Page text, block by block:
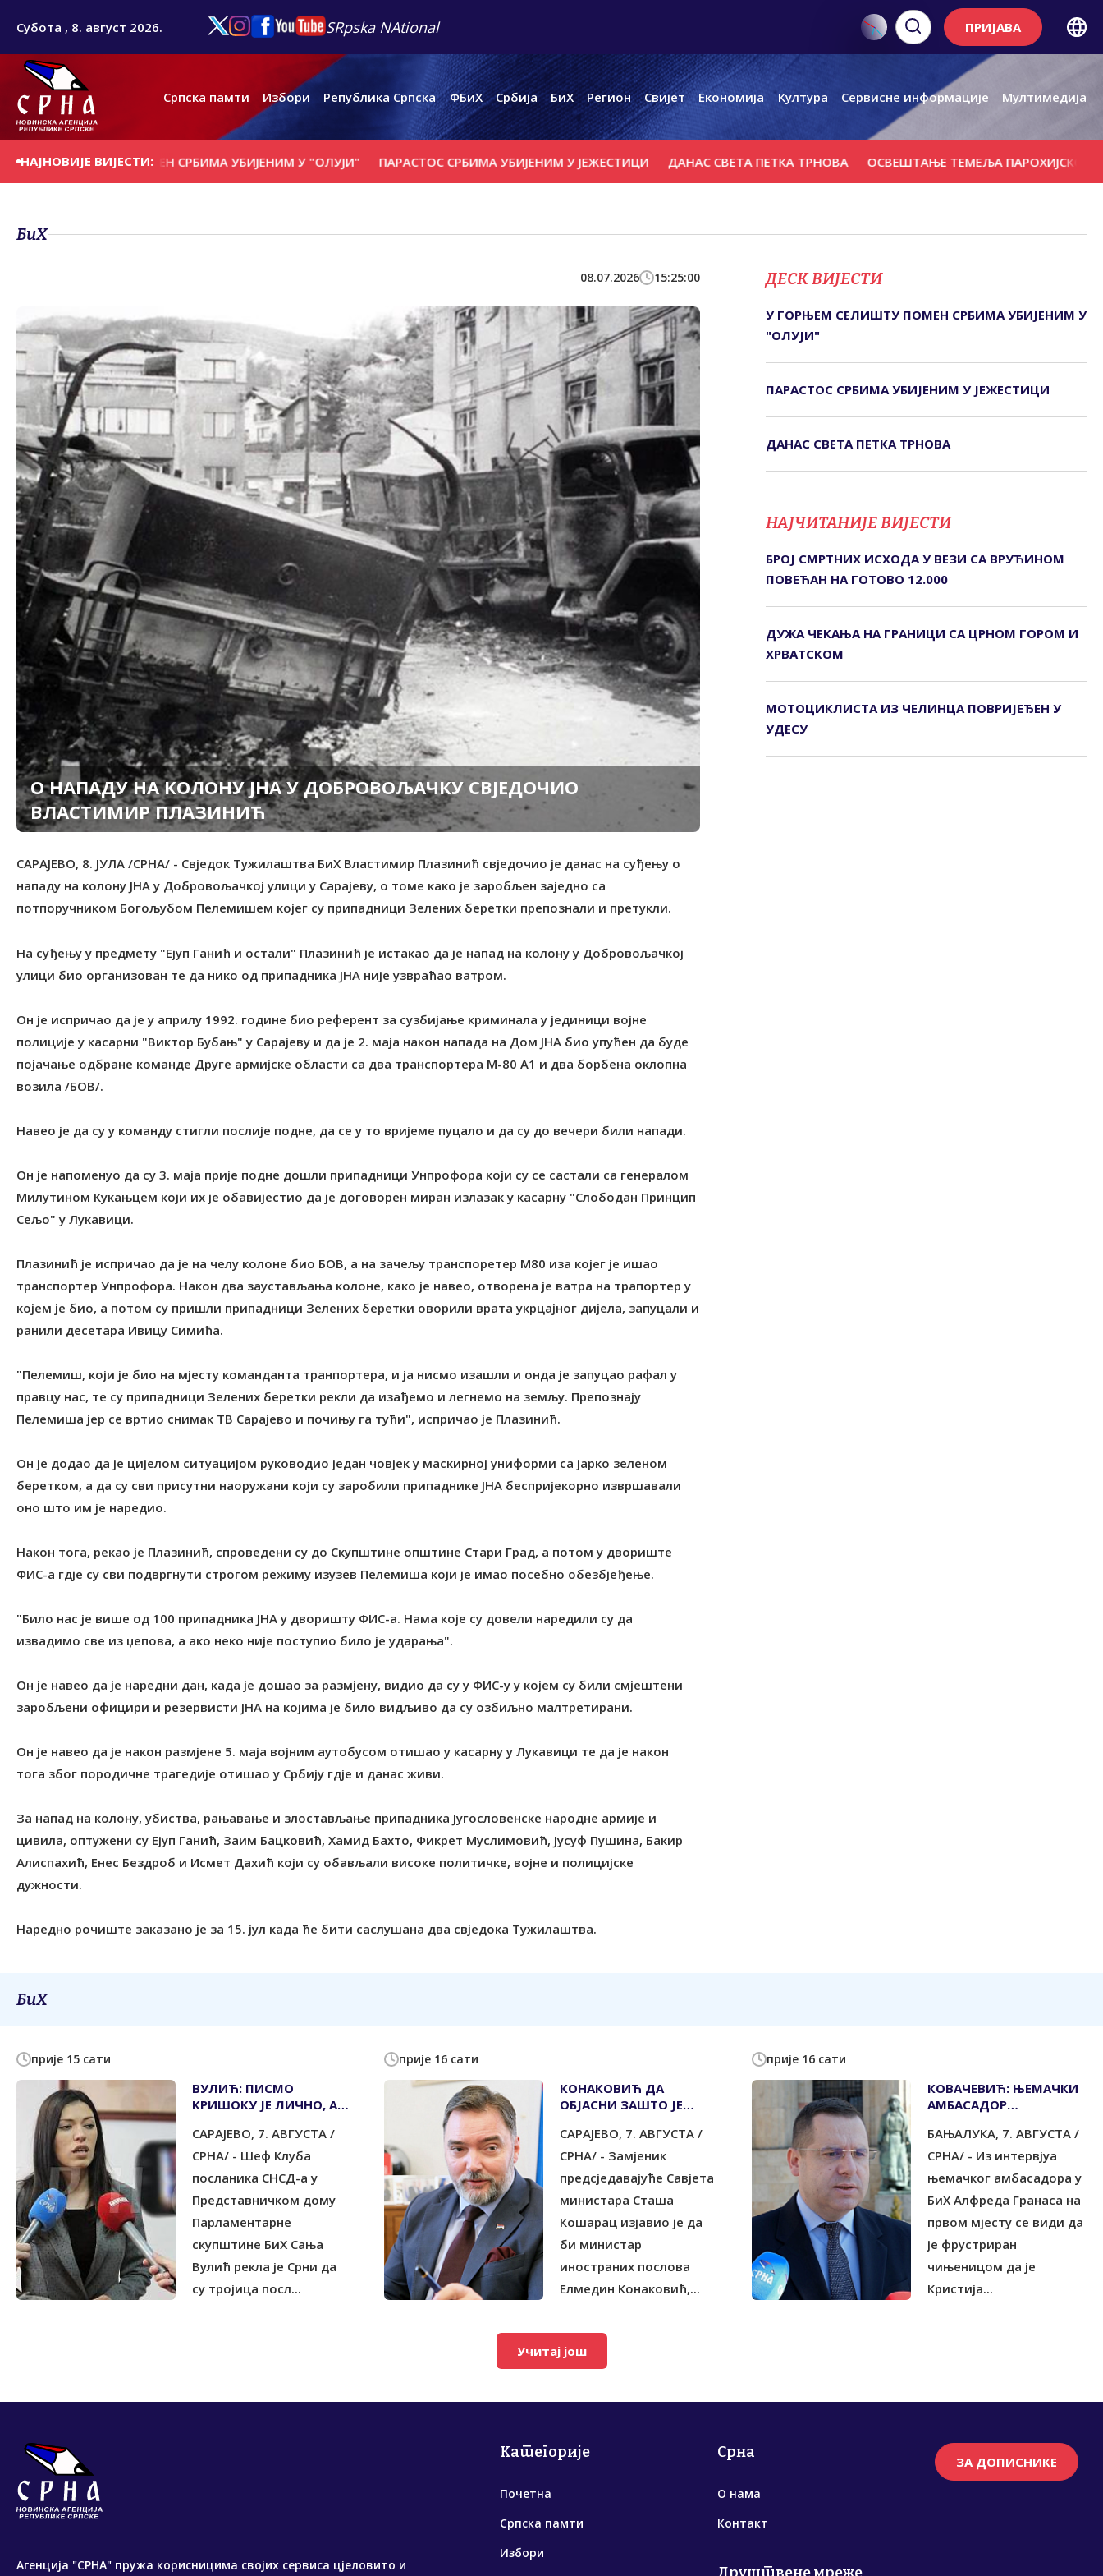
Субота , 8. август 2026. SRpska NAtional ПРИЈАВА
Српска памти Избори Република Српска ФБиХ Србија БиХ Регион Свијет Економија Култура Сервисне информације Мултимедија
НАЈНОВИЈЕ ВИЈЕСТИ:
СЕЛИШTУ ПОМЕН СРБИМА УБИЈЕНИМ У "ОЛУЈИ" ПАРАСТОС СРБИМА УБИЈЕНИМ У ЈЕЖЕСТИЦИ ДАНАС СВЕТА ПЕТКА ТРНОВА ОСВЕШТАЊЕ ТЕМЕЉА ПАРОХИЈСКОГ ДОМА,
БиХ
08.07.2026 15:25:00
О НАПАДУ НА КОЛОНУ ЈНА У ДОБРОВОЉАЧКУ СВЈЕДОЧИО
ВЛАСТИМИР ПЛАЗИНИЋ
САРАЈЕВО, 8. ЈУЛА /СРНА/ - Свједок Тужилаштва БиХ Властимир Плазинић свједочио је данас на суђењу о
нападу на колону ЈНА у Добровољачкој улици у Сарајеву, о томе како је заробљен заједно са
потпоручником Богољубом Пелемишем којег су припадници Зелених беретки препознали и претукли.
На суђењу у предмету "Ејуп Ганић и остали" Плазинић је истакао да је напад на колону у Добровољачкој
улици био организован те да нико од припадника ЈНА није узвраћао ватром.
Он је испричао да је у априлу 1992. године био референт за сузбијање криминала у јединици војне
полиције у касарни "Виктор Бубањ" у Сарајеву и да је 2. маја након напада на Дом ЈНА био упућен да буде
појачање одбране команде Друге армијске области са два транспортера М-80 А1 и два борбена оклопна
возила /БОВ/.
Навео је да су у команду стигли послије подне, да се у то вријеме пуцало и да су до вечери били напади.
Он је напоменуо да су 3. маја прије подне дошли припадници Унпрофора који су се састали са генералом
Милутином Кукањцем који их је обавијестио да је договорен миран излазак у касарну "Слободан Принцип
Сељо" у Лукавици.
Плазинић је испричао да је на челу колоне био БОВ, а на зачељу транспоретер М80 иза којег је ишао
транспортер Унпрофора. Након два заустављања колоне, како је навео, отворена је ватра на трапортер у
којем је био, а потом су пришли припадници Зелених беретки оворили врата укрцајног дијела, запуцали и
ранили десетара Ивицу Симића.
"Пелемиш, који је био на мјесту команданта транпортера, и ја нисмо изашли и онда је запуцао рафал у
правцу нас, те су припадници Зелених беретки рекли да изађемо и легнемо на земљу. Препознају
Пелемиша јер се вртио снимак ТВ Сарајево и почињу га тући", испричао је Плазинић.
Он је додао да је цијелом ситуацијом руководио један човјек у маскирној униформи са јарко зеленом
беретком, а да су сви присутни наоружани који су заробили припаднике ЈНА беспријекорно извршавали
оно што им је наредио.
Након тога, рекао је Плазинић, спроведени су до Скупштине општине Стари Град, а потом у двориште
ФИС-а гдје су сви подвргнути строгом режиму изузев Пелемиша који је имао посебно обезбјеђење.
"Било нас је више од 100 припадника ЈНА у дворишту ФИС-а. Нама које су довели наредили су да
извадимо све из џепова, а ако неко није поступио било је ударања".
Он је навео да је наредни дан, када је дошао за размјену, видио да су у ФИС-у у којем су били смјештени
заробљени официри и резервисти ЈНА на којима је било видљиво да су озбиљно малтретирани.
Он је навео да је након размјене 5. маја војним аутобусом отишао у касарну у Лукавици те да је након
тога због породичне трагедије отишао у Србију гдје и данас живи.
За напад на колону, убиства, рањавање и злостављање припадника Југословенске народне армије и
цивила, оптужени су Ејуп Ганић, Заим Бацковић, Хамид Бахто, Фикрет Муслимовић, Јусуф Пушина, Бакир
Алиспахић, Енес Бездроб и Исмет Дахић који су обављали високе политичке, војне и полицијске
дужности.
Наредно рочиште заказано је за 15. јул када ће бити саслушана два свједока Тужилаштва.
ДЕСК ВИЈЕСТИ
У ГОРЊЕМ СЕЛИШTУ ПОМЕН СРБИМА УБИЈЕНИМ У
"ОЛУЈИ"
ПАРАСТОС СРБИМА УБИЈЕНИМ У ЈЕЖЕСТИЦИ
ДАНАС СВЕТА ПЕТКА ТРНОВА
НАЈЧИТАНИЈЕ ВИЈЕСТИ
БРОЈ СМРТНИХ ИСХОДА У ВЕЗИ СА ВРУЋИНОМ
ПОВЕЋАН НА ГОТОВО 12.000
ДУЖА ЧЕКАЊА НА ГРАНИЦИ СА ЦРНОМ ГОРОМ И
ХРВАТСКОМ
МОТОЦИКЛИСТА ИЗ ЧЕЛИНЦА ПОВРИЈЕЂЕН У
УДЕСУ
БиХ
прије 15 сати
ВУЛИЋ: ПИСМО
КРИШОКУ ЈЕ ЛИЧНО, А
ПАРЛАМЕНТАРНЕ
СКУПШТИНЕ
САРАЈЕВО, 7. АВГУСТА /
СРНА/ - Шеф Клуба
посланика СНСД-а у
Представничком дому
Парламентарне
скупштине БиХ Сања
Вулић рекла је Срни да
су тројица посл...
прије 16 сати
КОНАКОВИЋ ДА
ОБЈАСНИ ЗАШТО ЈЕ
РУКОВОДЕЋОЈ
ПОЗИЦИЈИ
САРАЈЕВО, 7. АВГУСТА /
СРНА/ - Замјеник
предсједавајуће Савјета
министара Сташа
Кошарац изјавио је да
би министар
иностраних послова
Елмедин Конаковић,...
прије 16 сати
КОВАЧЕВИЋ: ЊЕМАЧКИ
АМБАСАДОР
ОДЛАСКОМ ШМИТА
МИМО ВОЉЕ ЊЕМАЧКЕ
БАЊАЛУКА, 7. АВГУСТА /
СРНА/ - Из интервјуа
њемачког амбасадора у
БиХ Алфреда Гранаса на
првом мјесту се види да
је фрустриран
чињеницом да је
Кристија...
Учитај још
Агенција "СРНА" пружа корисницима својих сервиса цјеловито и
Категорије
Почетна
Српска памти
Избори
Срна
О нама
Контакт
ЗА ДОПИСНИКЕ